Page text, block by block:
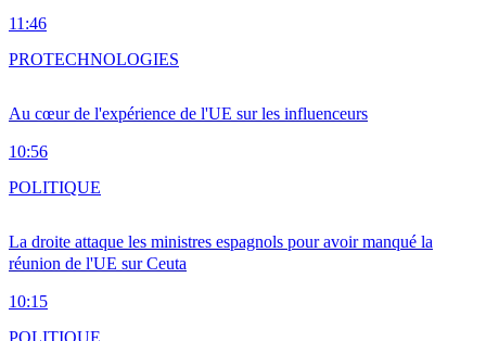
11:46
Au cœur de l'expérience de l'UE sur les influenceurs
10:56
PROTECHNOLOGIES
La droite attaque les ministres espagnols pour avoir manqué la
réunion de l'UE sur Ceuta
10:15
POLITIQUE
POLITIQUE